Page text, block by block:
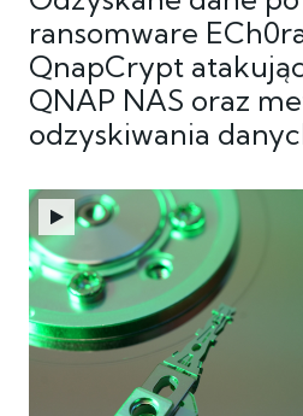
ransomware
QnapCrypt
QNAP NAS oraz
odzyskiwania